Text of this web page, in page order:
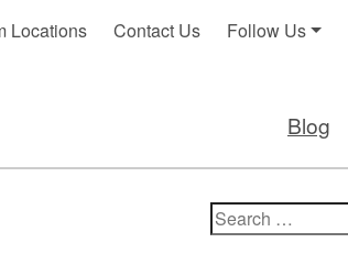
Locations Contact Us Follow Us
Blog
Search for: